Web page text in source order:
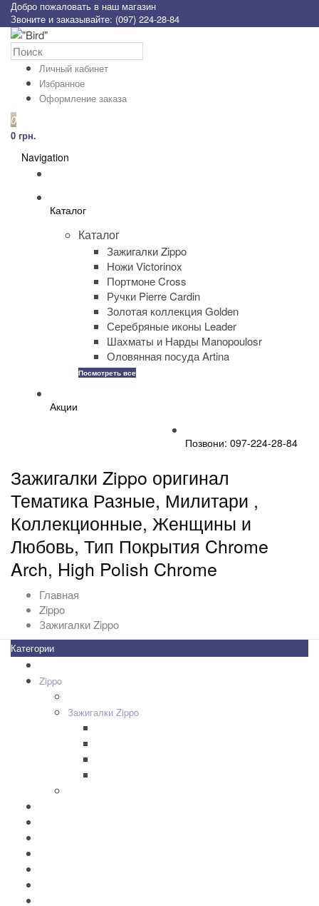
Добро пожаловать в наш магазин
Звоните и заказывайте: (097) 224-28-84
Личный кабинет
Избранное
Оформление заказа
0
0 грн.
Navigation
Каталог
Каталог
Зажигалки Zippo
Ножи Victorinox
Портмоне Cross
Ручки Pierre Cardin
Золотая коллекция Golden
Серебряные иконы Leader
Шахматы и Нарды Manopoulosr
Оловянная посуда Artina
Посмотреть все
Акции
Позвони: 097-224-28-84
Зажигалки Zippo оригинал
Тематика Разные, Милитари ,
Коллекционные, Женщины и
Любовь, Тип Покрытия Chrome
Arch, High Polish Chrome
Главная
Zippo
Зажигалки Zippo
Категории
Zippo
Зажигалки Zippo